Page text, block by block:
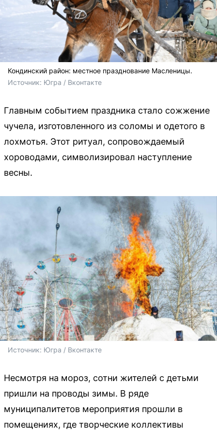
Кондинский район: местное празднование Масленицы.
Источник: Югра / Вконтакте
Главным событием праздника стало сожжение
чучела, изготовленного из соломы и одетого в
лохмотья. Этот ритуал, сопровождаемый
хороводами, символизировал наступление
весны.
Источник: Югра / Вконтакте
Несмотря на мороз, сотни жителей с детьми
пришли на проводы зимы. В ряде
муниципалитетов мероприятия прошли в
помещениях, где творческие коллективы